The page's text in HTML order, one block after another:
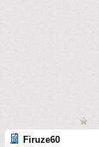
Firuze60